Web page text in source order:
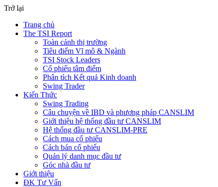
Trở lại
Trang chủ
The TSI Report
Toàn cảnh thị trường
Tiêu điểm Vĩ mô & Ngành
TSI Stock Leaders
Cổ phiếu tâm điểm
Phân tích Kết quả Kinh doanh
Swing Trader
Kiến Thức
Swing Trading
Câu chuyện về IBD và phương pháp CANSLIM
Giới thiệu hệ thống đầu tư CANSLIM
Hệ thống đầu tư CANSLIM-PRE
Cách mua cổ phiếu
Cách bán cổ phiếu
Quản lý danh mục đầu tư
Góc nhà đầu tư
Giới thiệu
ĐK Tư Vấn